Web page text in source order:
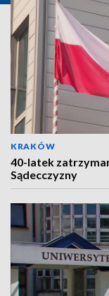
KRAKÓW
40-latek
Sądecczyzny